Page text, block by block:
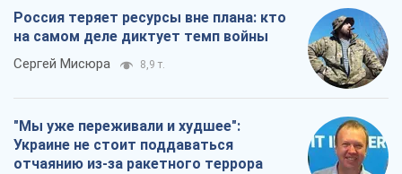
Россия теряет ресурсы вне плана: кто
на самом деле диктует темп войны
Сергей Мисюра 8,9 т.
"Мы уже переживали и худшее":
Украине не стоит поддаваться
отчаянию из-за ракетного террора